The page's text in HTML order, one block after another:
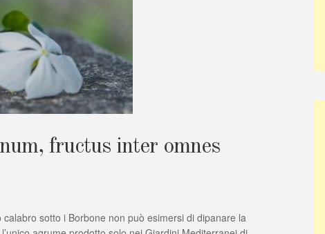
fructus inter omnes
sotto i Borbone non può esimersi di dipanare la